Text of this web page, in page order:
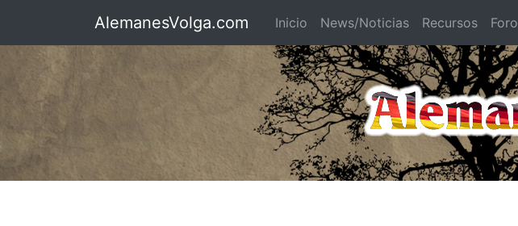
AlemanesVolga.com Inicio News/Noticias Recursos Foro